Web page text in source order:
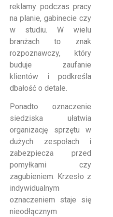
reklamy podczas pracy
na planie, gabinecie czy
w studiu. W wielu
branżach to znak
rozpoznawczy, który
buduje zaufanie
klientów i podkreśla
dbałość o detale.
Ponadto oznaczenie
siedziska ułatwia
organizację sprzętu w
dużych zespołach i
zabezpiecza przed
pomyłkami czy
zagubieniem. Krzesło z
indywidualnym
oznaczeniem staje się
nieodłącznym